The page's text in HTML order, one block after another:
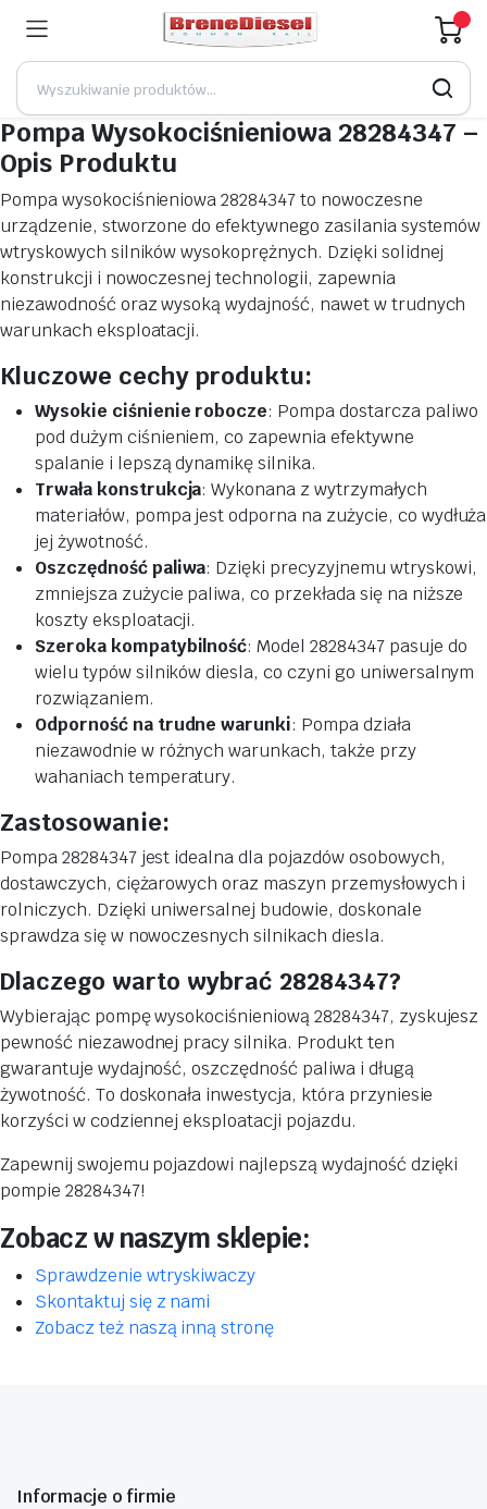
Pompa Wysokociśnieniowa 28284347 –
Opis Produktu
Pompa wysokociśnieniowa 28284347 to nowoczesne
urządzenie, stworzone do efektywnego zasilania systemów
wtryskowych silników wysokoprężnych. Dzięki solidnej
konstrukcji i nowoczesnej technologii, zapewnia
niezawodność oraz wysoką wydajność, nawet w trudnych
warunkach eksploatacji.
Kluczowe cechy produktu:
Wysokie ciśnienie robocze: Pompa dostarcza paliwo
pod dużym ciśnieniem, co zapewnia efektywne
spalanie i lepszą dynamikę silnika.
Trwała konstrukcja: Wykonana z wytrzymałych
materiałów, pompa jest odporna na zużycie, co wydłuża
jej żywotność.
Oszczędność paliwa: Dzięki precyzyjnemu wtryskowi,
zmniejsza zużycie paliwa, co przekłada się na niższe
koszty eksploatacji.
Szeroka kompatybilność: Model 28284347 pasuje do
wielu typów silników diesla, co czyni go uniwersalnym
rozwiązaniem.
Odporność na trudne warunki: Pompa działa
niezawodnie w różnych warunkach, także przy
wahaniach temperatury.
Zastosowanie:
Pompa 28284347 jest idealna dla pojazdów osobowych,
dostawczych, ciężarowych oraz maszyn przemysłowych i
rolniczych. Dzięki uniwersalnej budowie, doskonale
sprawdza się w nowoczesnych silnikach diesla.
Dlaczego warto wybrać 28284347?
Wybierając pompę wysokociśnieniową 28284347, zyskujesz
pewność niezawodnej pracy silnika. Produkt ten
gwarantuje wydajność, oszczędność paliwa i długą
żywotność. To doskonała inwestycja, która przyniesie
korzyści w codziennej eksploatacji pojazdu.
Zapewnij swojemu pojazdowi najlepszą wydajność dzięki
pompie 28284347!
Zobacz w naszym sklepie:
Sprawdzenie wtryskiwaczy
Skontaktuj się z nami
Zobacz też naszą inną stronę
Informacje o firmie